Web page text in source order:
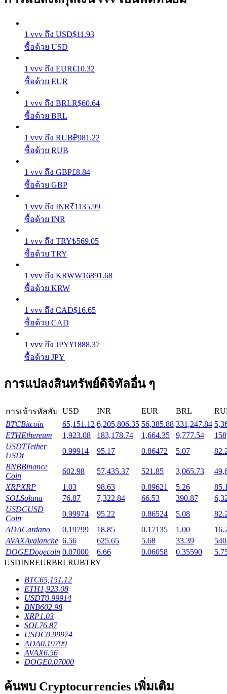
ผลตอบแทนสูงและเข้าถึงได้ทันที
Launchpool
การเซ้งแบบยืดหยุ่นเพื่อรับโทเคนยอดนิยม
การล็อค BTR
เงินกู้
บริการยืมเงินที่ได้รับการสนับสนุนจาก Crypto
ลงทุนอัตโนมัติ
คว้าผลกำไรระยะยาวและผลประโยชน์ที่ยืดหยุ่น
1 vvv ถึง USD$11.93
ซื้อด้วย USD
1 vvv ถึง EUR€10.32
ซื้อด้วย EUR
1 vvv ถึง BRLR$60.64
ซื้อด้วย BRL
1 vvv ถึง RUB₽981.22
ซื้อด้วย RUB
1 vvv ถึง GBP£8.84
ซื้อด้วย GBP
1 vvv ถึง INR₹1135.99
ซื้อด้วย INR
1 vvv ถึง TRY₺569.05
ซื้อด้วย TRY
1 vvv ถึง KRW₩16891.68
ซื้อด้วย KRW
1 vvv ถึง CAD$16.65
ซื้อด้วย CAD
1 vvv ถึง JPY¥1888.37
ซื้อด้วย JPY
การแปลงสินทรัพย์ดิจิทัลอื่น ๆ
การเข้ารหัสลับ USD INR EUR BRL
BTCBitcoin 65,151.12 6,205,806.35 56,385.88 331,247.84
ETHEthereum 1,923.08 183,178.74 1,664.35 9,777.54
USDTTether
USDt
0.99914 95.17 0.86472 5.07
BNBBinance
Coin
602.98 57,435.37 521.85 3,065.73
XRPXRP 1.03 98.63 0.89621 5.26
SOLSolana 76.87 7,322.84 66.53 390.87
USDCUSD
Coin
0.99974 95.22 0.86524 5.08
ADACardano 0.19799 18.85 0.17135 1.00
AVAXAvalanche 6.56 625.65 5.68 33.39
DOGEDogecoin 0.07000 6.66 0.06058 0.35590
USDINREURBRLRUBTRY
BTC65,151.12
ETH1,923.08
USDT0.99914
BNB602.98
XRP1.03
SOL76.87
USDC0.99974
ADA0.19799
AVAX6.56
DOGE0.07000
ค้นพบ Cryptocurrencies เพิ่มเติม